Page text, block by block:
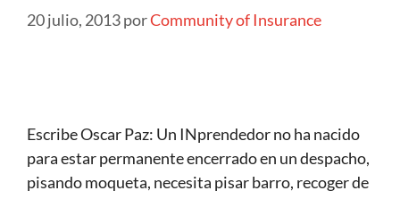
20 julio, 2013porCommunity of Insurance
Escribe Oscar Paz: Un INprendedor no ha nacido
para estar permanente encerrado en un despacho,
pisando moqueta, necesita pisar barro, recoger de